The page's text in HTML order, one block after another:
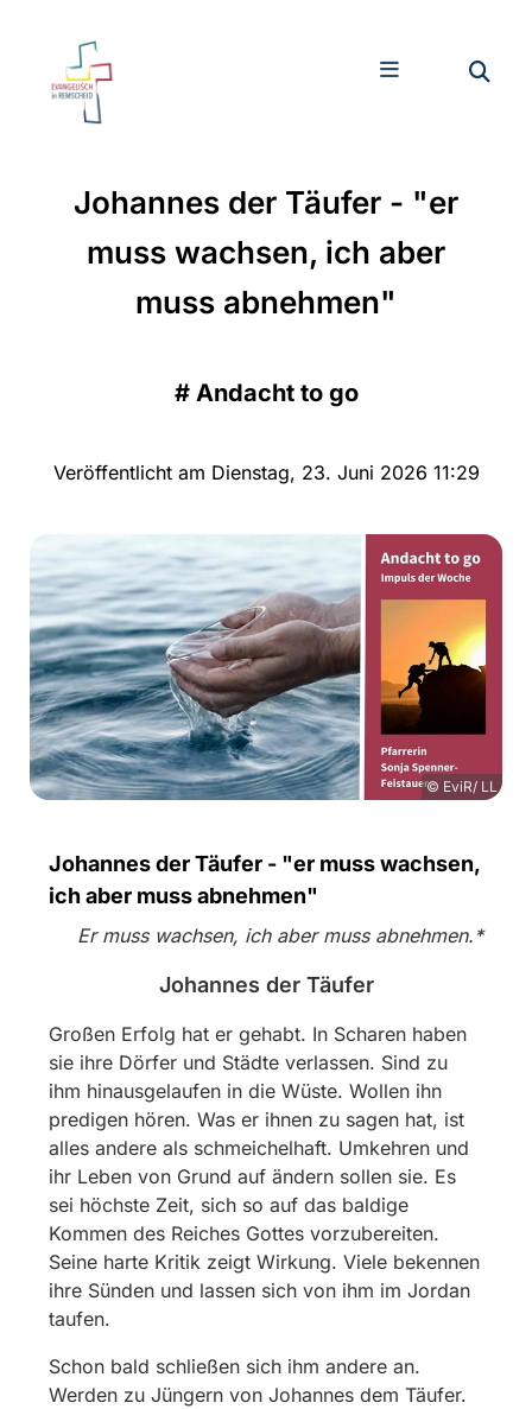
Johannes der Täufer - "er
muss wachsen, ich aber
muss abnehmen"
# Andacht to go
Veröffentlicht am Dienstag, 23. Juni 2026 11:29
© EviR/ LL
Johannes der Täufer - "er muss wachsen,
ich aber muss abnehmen"
Er muss wachsen, ich aber muss abnehmen.*
Johannes der Täufer
Großen Erfolg hat er gehabt. In Scharen haben
sie ihre Dörfer und Städte verlassen. Sind zu
ihm hinausgelaufen in die Wüste. Wollen ihn
predigen hören. Was er ihnen zu sagen hat, ist
alles andere als schmeichelhaft. Umkehren und
ihr Leben von Grund auf ändern sollen sie. Es
sei höchste Zeit, sich so auf das baldige
Kommen des Reiches Gottes vorzubereiten.
Seine harte Kritik zeigt Wirkung. Viele bekennen
ihre Sünden und lassen sich von ihm im Jordan
taufen.
Schon bald schließen sich ihm andere an.
Werden zu Jüngern von Johannes dem Täufer.